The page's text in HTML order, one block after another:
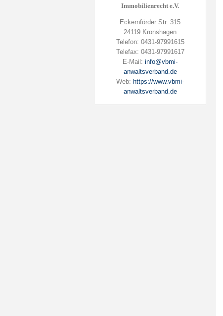
Immobilienrecht e.V.
Eckernförder Str. 315
24119 Kronshagen
Telefon: 0431-97991615
Telefax: 0431-97991617
E-Mail:info@vbmi-
anwaltsverband.de
Web: https://www.vbmi-
anwaltsverband.de